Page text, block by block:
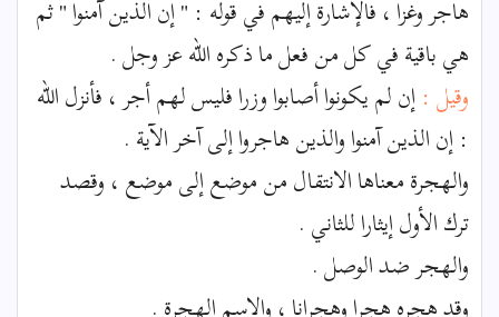
هاجر وغزا ، فالإشارة إليهم في قوله : " إن الذين آمنوا " ثم
هي باقية في كل من فعل ما ذكره الله عز وجل .
وقيل : إن لم يكونوا أصابوا وزرا فليس لهم أجر ، فأنزل الله
: إن الذين آمنوا والذين هاجروا إلى آخر الآية .
والهجرة معناها الانتقال من موضع إلى موضع ، وقصد
ترك الأول إيثارا للثاني .
والهجر ضد الوصل .
وقد هجره هجرا وهجرانا ، والاسم الهجرة .